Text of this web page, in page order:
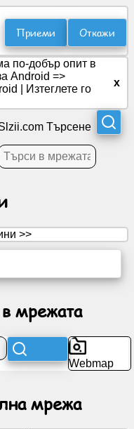
Приеми Откажи
по-добър опит в
Android =>
Изтеглете го
x
Търсене
>>
мрежата
Webmap
мрежа